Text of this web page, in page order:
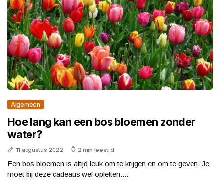
Algemeen
Hoe lang kan een bos bloemen zonder
water?
11 augustus 2022 2 min leestijd
Een bos bloemen is altijd leuk om te krijgen en om te geven. Je
moet bij deze cadeaus wel opletten:...